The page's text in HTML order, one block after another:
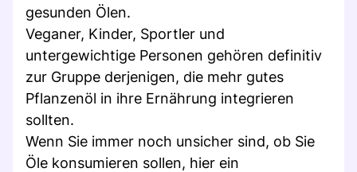
gesunden Ölen.
Veganer, Kinder, Sportler und
untergewichtige Personen gehören definitiv
zur Gruppe derjenigen, die mehr gutes
Pflanzenöl in ihre Ernährung integrieren
sollten.
Wenn Sie immer noch unsicher sind, ob Sie
Öle konsumieren sollen, hier ein